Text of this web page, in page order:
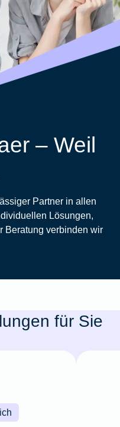
– Weil
Partner in allen
Lösungen,
Beratung verbinden wir
für Sie